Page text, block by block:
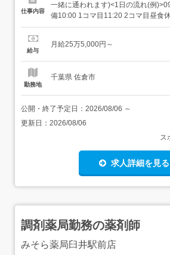
仕事内容
一緒に通われます)<1日の流れ(例
備10:00 1コマ目11:20 2コマ目昼食
ンス14:20 3コマ目15:40 4コマ目
です。 その後10分間、療育内容を保
給与
月給25万5,000円～
勤務地
千葉県 佐倉市
公開・終了予定日： 2026/08/06 ～
更新日： 2026/08/06
ス
求人詳細を見る
調剤薬局勤務の薬剤師
みそら薬局臼井駅前店